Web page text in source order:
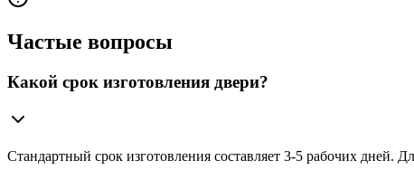
Частые вопросы
Какой срок изготовления двери?
Стандартный срок изготовления составляет 3-5 рабочих дней.